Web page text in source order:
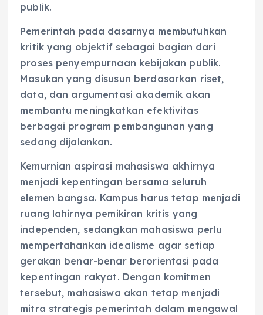
publik.
Pemerintah pada dasarnya membutuhkan
kritik yang objektif sebagai bagian dari
proses penyempurnaan kebijakan publik.
Masukan yang disusun berdasarkan riset,
data, dan argumentasi akademik akan
membantu meningkatkan efektivitas
berbagai program pembangunan yang
sedang dijalankan.
Kemurnian aspirasi mahasiswa akhirnya
menjadi kepentingan bersama seluruh
elemen bangsa. Kampus harus tetap menjadi
ruang lahirnya pemikiran kritis yang
independen, sedangkan mahasiswa perlu
mempertahankan idealisme agar setiap
gerakan benar-benar berorientasi pada
kepentingan rakyat. Dengan komitmen
tersebut, mahasiswa akan tetap menjadi
mitra strategis pemerintah dalam mengawal